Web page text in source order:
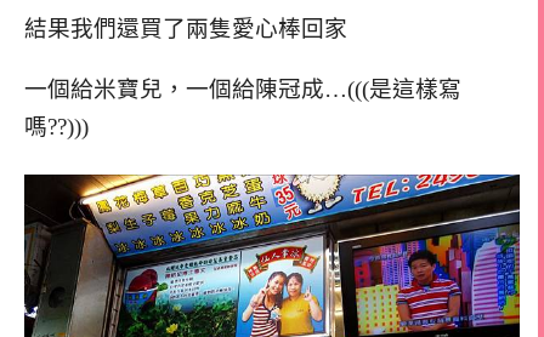
結果我們還買了兩隻愛心棒回家
一個給米寶兒，一個給陳冠成…(((是這樣寫
嗎??)))